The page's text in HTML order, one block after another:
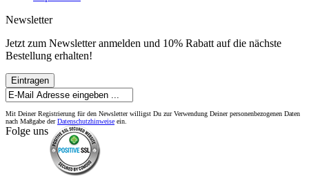
Newsletter
Jetzt zum Newsletter anmelden und 10% Rabatt auf die nächste
Bestellung erhalten!
Eintragen
Mit Deiner Registrierung für den Newsletter willigst Du zur Verwendung Deiner personenbezogenen Daten
nach Maßgabe derDatenschutzhinweise ein.
Folge uns